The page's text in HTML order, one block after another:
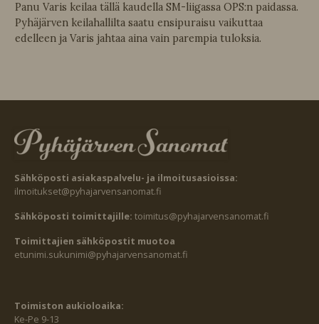
Panu Varis keilaa tällä kaudella SM-liigassa OPS:n paidassa.
Pyhäjärven keilahallilta saatu ensipuraisu vaikuttaa
edelleen ja Varis jahtaa aina vain parempia tuloksia.
Sähköposti asiakaspalvelu- ja ilmoitusasioissa:
ilmoitukset@pyhajarvensanomat.fi
Sähköposti toimittajille: toimitus@pyhajarvensanomat.fi
Toimittajien sähköpostit muotoa
etunimi.sukunimi@pyhajarvensanomat.fi
Toimiston aukioloaika:
Ke-Pe 9-13